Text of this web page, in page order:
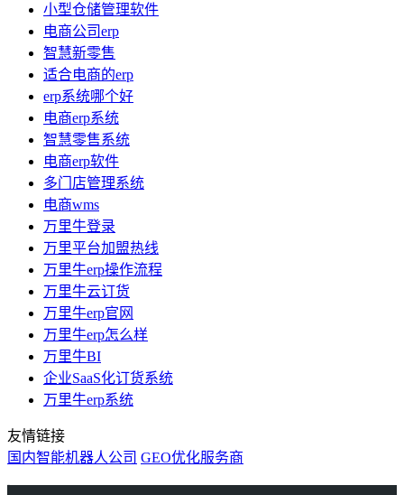
小型仓储管理软件
电商公司erp
智慧新零售
适合电商的erp
erp系统哪个好
电商erp系统
智慧零售系统
电商erp软件
多门店管理系统
电商wms
万里牛登录
万里平台加盟热线
万里牛erp操作流程
万里牛云订货
万里牛erp官网
万里牛erp怎么样
万里牛BI
企业SaaS化订货系统
万里牛erp系统
友情链接
国内智能机器人公司 GEO优化服务商